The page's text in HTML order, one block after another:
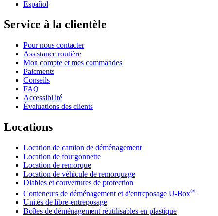
Español
Service à la clientèle
Pour nous contacter
Assistance routière
Mon compte et mes commandes
Paiements
Conseils
FAQ
Accessibilité
Évaluations des clients
Locations
Location de camion de déménagement
Location de fourgonnette
Location de remorque
Location de véhicule de remorquage
Diables et couvertures de protection
Conteneurs de déménagement et d'entreposage U-Box®
Unités de libre-entreposage
Boîtes de déménagement réutilisables en plastique